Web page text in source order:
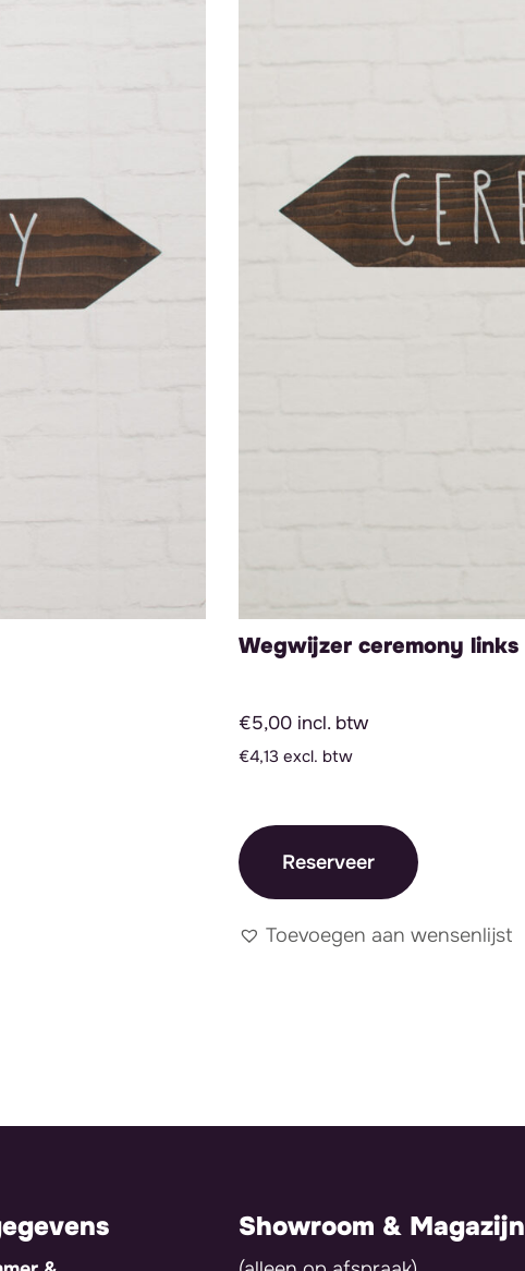
Wegwijzer ceremony links
€5,00 incl. btw
€4,13 excl. btw
Reserveer
Toevoegen aan wensenlijst
Showroom & Magazijn